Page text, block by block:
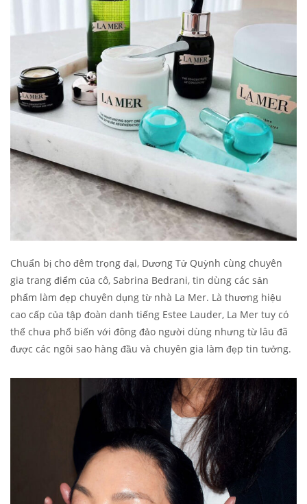
Chuẩn bị cho đêm trọng đại, Dương Tử Quỳnh cùng chuyên
gia trang điểm của cô, Sabrina Bedrani, tin dùng các sản
phẩm làm đẹp chuyên dụng từ nhà La Mer. Là thương hiệu
cao cấp của tập đoàn danh tiếng Estee Lauder, La Mer tuy có
thể chưa phổ biến với đông đảo người dùng nhưng từ lâu đã
được các ngôi sao hàng đầu và chuyên gia làm đẹp tin tưởng.